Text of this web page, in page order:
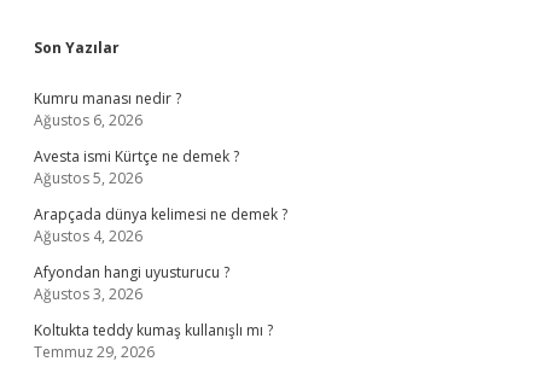
Sidebar
Son Yazılar
Kumru manası nedir ?
Ağustos 6, 2026
Avesta ismi Kürtçe ne demek ?
Ağustos 5, 2026
Arapçada dünya kelimesi ne demek ?
Ağustos 4, 2026
Afyondan hangi uyusturucu ?
Ağustos 3, 2026
Koltukta teddy kumaş kullanışlı mı ?
Temmuz 29, 2026